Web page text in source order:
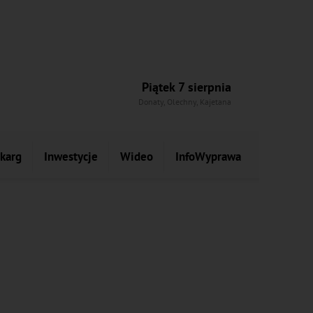
Piątek 7 sierpnia
Donaty, Olechny, Kajetana
Inwestycje Wideo InfoWyprawa